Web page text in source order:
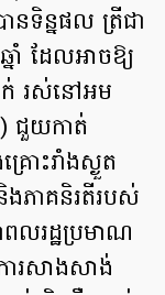
ទិន្នផល ត្រីជា
ដែលអាចឱ្យ
ក់ រស់នៅអម
ជួយកាត់
ោះរាំងស្ងួត
ងភាគនិរតីរបស់
លរដ្ឋប្រមាណ
រសាងសាង់